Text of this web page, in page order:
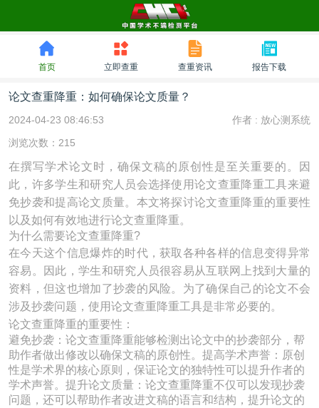
首页 立即查重 查重资讯 报告下载
论文查重降重：如何确保论文质量？
2024-04-23 08:46:53 作者 : 放心测系统
浏览次数：215
在撰写学术论文时，确保文稿的原创性是至关重要的。因
此，许多学生和研究人员会选择使用论文查重降重工具来避
免抄袭和提高论文质量。本文将探讨论文查重降重的重要性
以及如何有效地进行论文查重降重。
为什么需要论文查重降重?
在今天这个信息爆炸的时代，获取各种各样的信息变得异常
容易。因此，学生和研究人员很容易从互联网上找到大量的
资料，但这也增加了抄袭的风险。为了确保自己的论文不会
涉及抄袭问题，使用论文查重降重工具是非常必要的。
论文查重降重的重要性：
避免抄袭：论文查重降重能够检测出论文中的抄袭部分，帮
助作者做出修改以确保文稿的原创性。提高学术声誉：原创
性是学术界的核心原则，保证论文的独特性可以提升作者的
学术声誉。提升论文质量：论文查重降重不仅可以发现抄袭
问题，还可以帮助作者改进文稿的语言和结构，提升论文的